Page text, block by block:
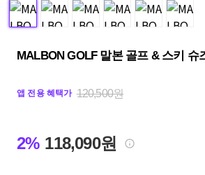
MALBON GOLF 말본 골프 & 스키 슈
앱 전용 혜택가 120,500원
2% 118,090원